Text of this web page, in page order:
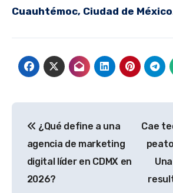
Cuauhtémoc, Ciudad de México
de
entradas
¿Qué define a una
agencia de marketing
digital líder en CDMX en
2026?
Cae